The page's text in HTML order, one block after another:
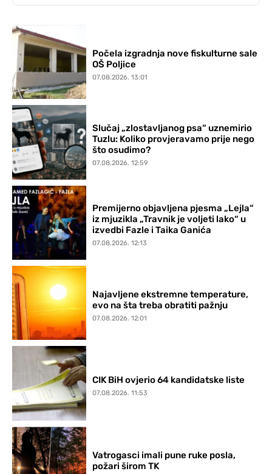
Počela izgradnja nove fiskulturne sale
OŠ Poljice
07.08.2026. 13:01
Slučaj „zlostavljanog psa“ uznemirio
Tuzlu: Koliko provjeravamo prije nego
što osudimo?
07.08.2026. 12:59
Premijerno objavljena pjesma „Lejla“
iz mjuzikla „Travnik je voljeti lako“ u
izvedbi Fazle i Taika Ganića
07.08.2026. 12:13
Najavljene ekstremne temperature,
evo na šta treba obratiti pažnju
07.08.2026. 12:01
CIK BiH ovjerio 64 kandidatske liste
07.08.2026. 11:53
Vatrogasci imali pune ruke posla,
požari širom TK